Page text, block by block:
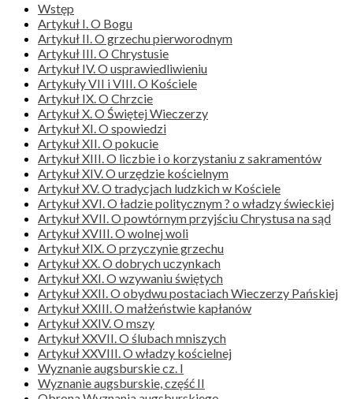
Wstęp
Artykuł I. O Bogu
Artykuł II. O grzechu pierworodnym
Artykuł III. O Chrystusie
Artykuł IV. O usprawiedliwieniu
Artykuły VII i VIII. O Kościele
Artykuł IX. O Chrzcie
Artykuł X. O Świętej Wieczerzy
Artykuł XI. O spowiedzi
Artykuł XII. O pokucie
Artykuł XIII. O liczbie i o korzystaniu z sakramentów
Artykuł XIV. O urzędzie kościelnym
Artykuł XV. O tradycjach ludzkich w Kościele
Artykuł XVI. O ładzie politycznym ? o władzy świeckiej
Artykuł XVII. O powtórnym przyjściu Chrystusa na sąd
Artykuł XVIII. O wolnej woli
Artykuł XIX. O przyczynie grzechu
Artykuł XX. O dobrych uczynkach
Artykuł XXI. O wzywaniu świętych
Artykuł XXII. O obydwu postaciach Wieczerzy Pańskiej
Artykuł XXIII. O małżeństwie kapłanów
Artykuł XXIV. O mszy
Artykuł XXVII. O ślubach mniszych
Artykuł XXVIII. O władzy kościelnej
Wyznanie augsburskie cz. I
Wyznanie augsburskie, część II